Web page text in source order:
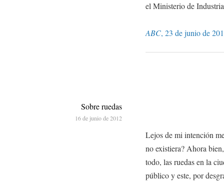
el Ministerio de
ABC, 23 de junio de
Lejos de mi intención
no existiera? Ahora
todo, las ruedas en la
público y este, por
Sobre ruedas
16 de junio de 2012